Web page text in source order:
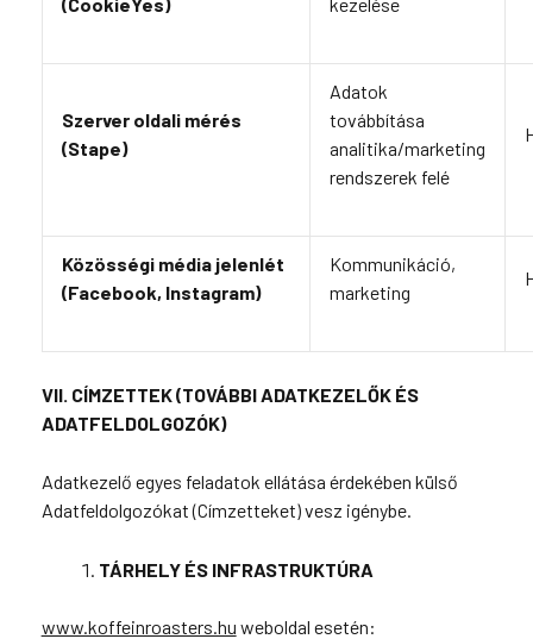
Szerver oldali mérés
(Stape)
Adatok
továbbítása
analitika/marketing
rendszerek felé
Közösségi média jelenlét
(Facebook, Instagram)
Kommunikáció,
marketing
VII. CÍMZETTEK (TOVÁBBI ADATKEZELŐK ÉS
ADATFELDOLGOZÓK)
Adatkezelő egyes feladatok ellátása érdekében külső
Adatfeldolgozókat (Címzetteket) vesz igénybe.
TÁRHELY ÉS INFRASTRUKTÚRA
www.koffeinroasters.hu weboldal esetén: